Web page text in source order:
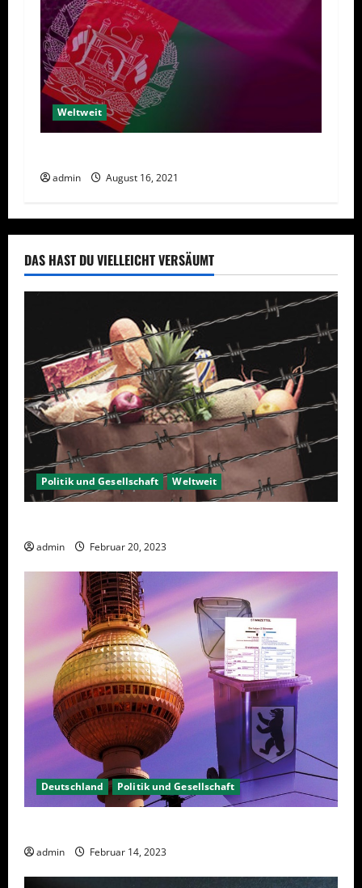
Weltweit
admin August 16, 2021
DAS HAST DU VIELLEICHT VERSÄUMT
Politik und Gesellschaft Weltweit
admin Februar 20, 2023
Deutschland Politik und Gesellschaft
admin Februar 14, 2023